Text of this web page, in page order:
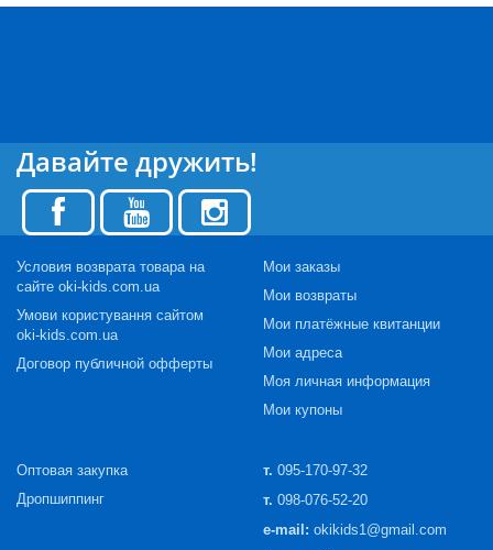
Давайте дружить!
Условия возврата товара на
сайте oki-kids.com.ua
Умови користування сайтом
oki-kids.com.ua
Договор публичной офферты
Мои заказы
Мои возвраты
Мои платёжные квитанции
Мои адреса
Моя личная информация
Мои купоны
Оптовая закупка
Дропшиппинг
т. 095-170-97-32
т. 098-076-52-20
e-mail: okikids1@gmail.com